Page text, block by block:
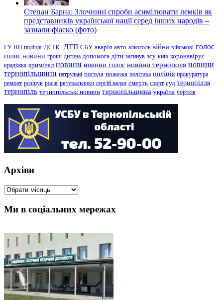
Степан Барна: Злочинні спроби асимілювати лемків як
представників української нації серед інших народів –
зазнали фіаско (фото)
ГУ НП поліція ДСНС ДТП СБУ аварія авто алкоголь війна військові голос
голос новини гроші дитина допомога діти загинув зсу київ коронавірус
крадіжка кримінал новини новини голос новини тернополя новини
тернопільщини патрульні погода пожежа політика поліція прокуратура
ремонт розшук росія рятувальники сергій надал смерть спорт суд тернопілля
тернопіль тернопільські новини тернопільщина україна чортків
Архіви
Архіви
Ми в соціальних мережах